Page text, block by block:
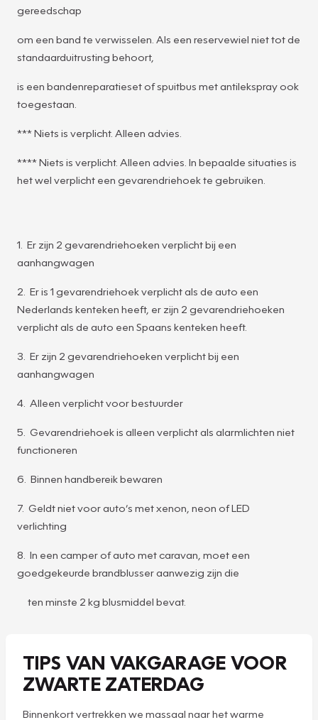
gereedschap
om een band te verwisselen. Als een reservewiel niet tot de
standaarduitrusting behoort,
is een bandenreparatieset of spuitbus met antilekspray ook
toegestaan.
*** Niets is verplicht. Alleen advies.
**** Niets is verplicht. Alleen advies. In bepaalde situaties is
het wel verplicht een gevarendriehoek te gebruiken.
1. Er zijn 2 gevarendriehoeken verplicht bij een
aanhangwagen
2. Er is 1 gevarendriehoek verplicht als de auto een
Nederlands kenteken heeft, er zijn 2 gevarendriehoeken
verplicht als de auto een Spaans kenteken heeft.
3. Er zijn 2 gevarendriehoeken verplicht bij een
aanhangwagen
4. Alleen verplicht voor bestuurder
5. Gevarendriehoek is alleen verplicht als alarmlichten niet
functioneren
6. Binnen handbereik bewaren
7. Geldt niet voor auto’s met xenon, neon of LED
verlichting
8. In een camper of auto met caravan, moet een
goedgekeurde brandblusser aanwezig zijn die
ten minste 2 kg blusmiddel bevat.
TIPS VAN VAKGARAGE VOOR
ZWARTE ZATERDAG
Binnenkort vertrekken we massaal naar het warme